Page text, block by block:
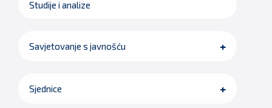
Studije i analize
Savjetovanje s javnošću
Sjednice